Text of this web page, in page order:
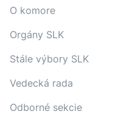
O komore
Orgány SLK
Stále výbory SLK
Vedecká rada
Odborné sekcie